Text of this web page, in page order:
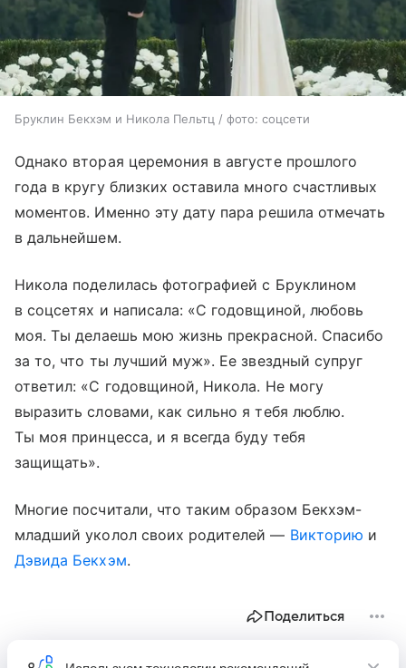
Бруклин Бекхэм и Никола Пельтц / фото: соцсети
Однако вторая церемония в августе прошлого
года в кругу близких оставила много счастливых
моментов. Именно эту дату пара решила отмечать
в дальнейшем.
Никола поделилась фотографией с Бруклином
в соцсетях и написала: «С годовщиной, любовь
моя. Ты делаешь мою жизнь прекрасной. Спасибо
за то, что ты лучший муж». Ее звездный супруг
ответил: «С годовщиной, Никола. Не могу
выразить словами, как сильно я тебя люблю.
Ты моя принцесса, и я всегда буду тебя
защищать».
Многие посчитали, что таким образом Бекхэм-
младший уколол своих родителей — Викторию и
Дэвида Бекхэм.
Поделиться